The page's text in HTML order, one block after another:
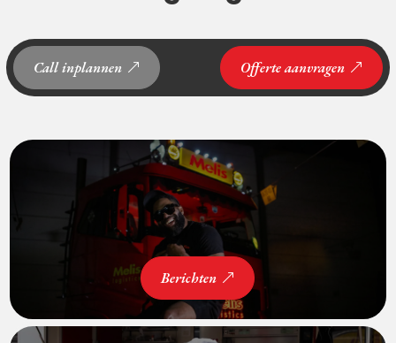
Call inplannen Offerte aanvragen
Berichten